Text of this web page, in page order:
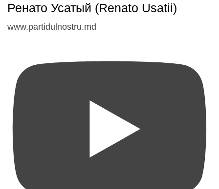
Ренато Усатый (Renato Usatii)
www.partidulnostru.md